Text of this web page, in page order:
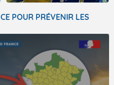
POUR PRÉVENIR LES